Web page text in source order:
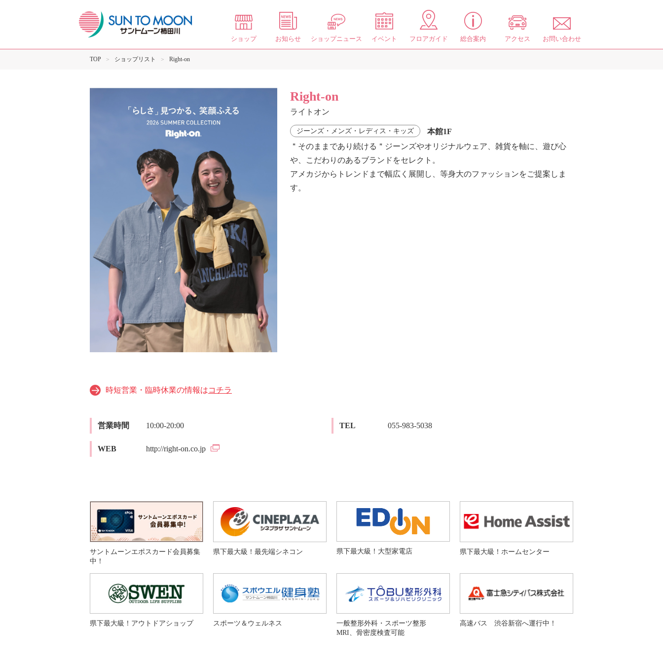
ショップ お知らせ ショップニュース イベント フロアガイド 総合案内 アクセス お問い合わせ
TOP ショップリスト Right-on
Right-on
ライトオン
ジーンズ・メンズ・レディス・キッズ
本館1F
＂そのままであり続ける＂ジーンズやオリジナルウェア、雑貨を軸に、遊び心
や、こだわりのあるブランドをセレクト。
アメカジからトレンドまで幅広く展開し、等身大のファッションをご提案しま
す。
時短営業・臨時休業の情報はコチラ
営業時間 10:00-20:00 TEL 055-983-5038
WEB http://right-on.co.jp
サントムーンエポスカード会員募集
中！
県下最大級！最先端シネコン 県下最大級！大型家電店 県下最大級！ホームセンター
県下最大級！アウトドアショップ スポーツ＆ウェルネス
一般整形外科・スポーツ整形
MRI、骨密度検査可能
高速バス 渋谷新宿へ運行中！